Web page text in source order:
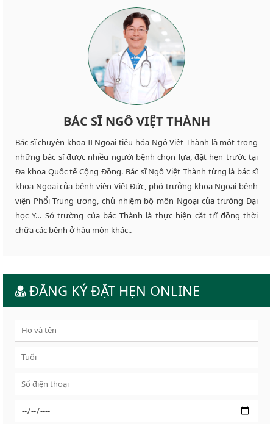
BÁC SĨ NGÔ VIỆT THÀNH
Bác sĩ chuyên khoa II Ngoại tiêu hóa Ngô Việt Thành là một trong
những bác sĩ được nhiều người bệnh chọn lựa, đặt hẹn trước tại
Đa khoa Quốc tế Cộng Đồng. Bác sĩ Ngô Việt Thành từng là bác sĩ
khoa Ngoại của bệnh viện Việt Đức, phó trưởng khoa Ngoại bệnh
viện Phổi Trung ương, chủ nhiệm bộ môn Ngoại của trường Đại
học Y… Sở trường của bác Thành là thực hiện cắt trĩ đồng thời
chữa các bệnh ở hậu môn khác..
ĐĂNG KÝ ĐẶT HẸN ONLINE